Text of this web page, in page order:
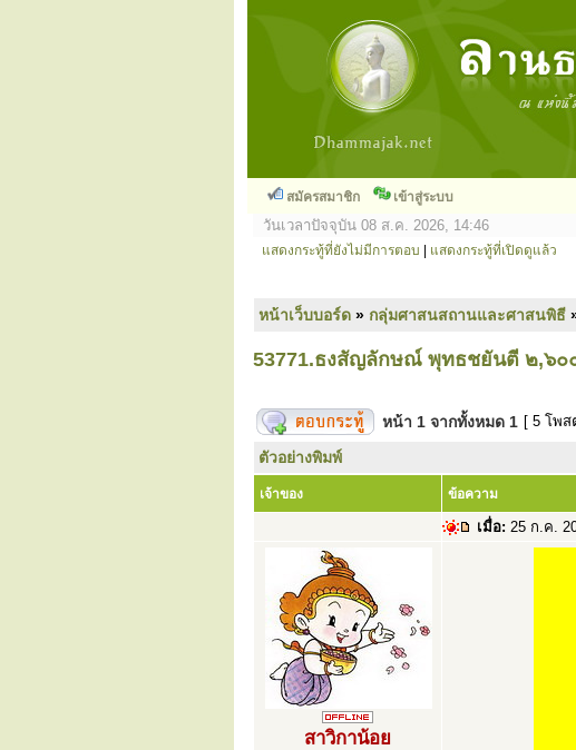
สมัครสมาชิก เข้าสู่ระบบ
วันเวลาปัจจุบัน 08 ส.ค. 2026, 14:46
แสดงกระทู้ที่ยังไม่มีการตอบ แสดงกระทู้ที่เปิดดูแล้ว
หน้าเว็บบอร์ด » กลุ่มศาสนสถานและศาสนพิธี
53771.ธงสัญลักษณ์ พุทธชยันตี ๒,๖๐
หน้า 1 จากทั้งหมด 1 [ 5 โพส
ตัวอย่างพิมพ์
เจ้าของ ข้อความ
เมื่อ: 25 ก.ค.
สาวิกาน้อย